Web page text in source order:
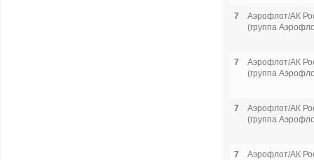
7
Аэрофлот/АК
(группа
7
Аэрофлот/АК
(группа
7
Аэрофлот/АК
(группа
7
Аэрофлот/АК